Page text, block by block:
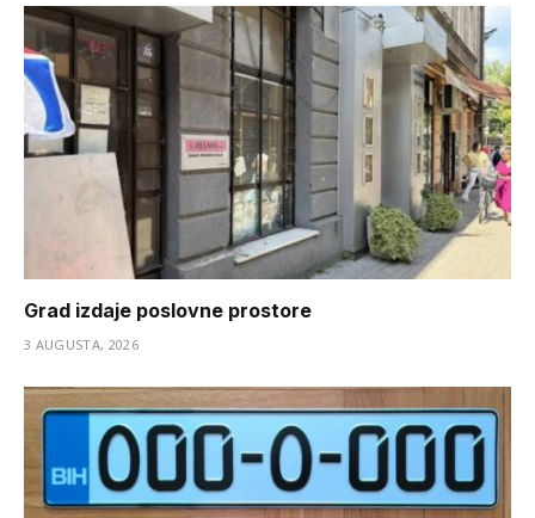
Grad izdaje poslovne prostore
3 AUGUSTA, 2026